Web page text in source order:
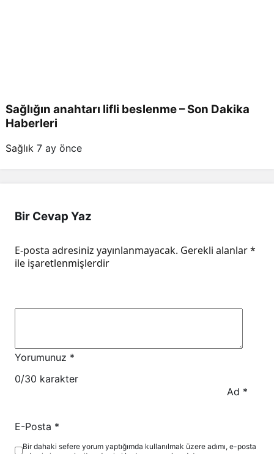
Sağlığın anahtarı lifli beslenme – Son Dakika
Haberleri
Sağlık 7 ay önce
Bir Cevap Yaz
E-posta adresiniz yayınlanmayacak. Gerekli alanlar*
ile işaretlenmişlerdir
Yorumunuz *
0/30 karakter
Ad *
E-Posta *
Bir dahaki sefere yorum yaptığımda kullanılmak üzere adımı, e-posta